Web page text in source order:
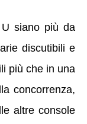
siano più da
discutibili e
più che in una
concorrenza,
altre console